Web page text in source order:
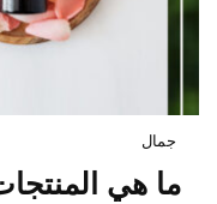
جمال
ما هي